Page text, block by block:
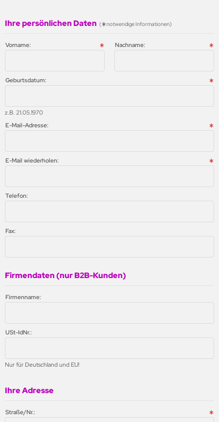
Ihre persönlichen Daten ( notwendige Informationen)
Vorname: Nachname:
Geburtsdatum:
z.B. 21.05.1970
E-Mail-Adresse:
E-Mail wiederholen:
Telefon:
Fax:
Firmendaten (nur B2B-Kunden)
Firmenname:
USt-IdNr.:
Nur für Deutschland und EU!
Ihre Adresse
Straße/Nr.:
Feuerwerk